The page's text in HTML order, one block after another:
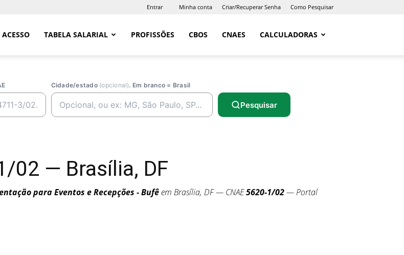
Entrar Minha conta Criar/Recuperar Senha Como Pesquisar
TABELA SALARIAL PROFISSÕES CBOS CNAES CALCULADORAS
Cidade/estado (opcional). Em branco = Brasil
Pesquisar
02 — Brasília, DF
para Eventos e Recepções - Bufêem Brasília, DF — CNAE5620-1/02— Portal